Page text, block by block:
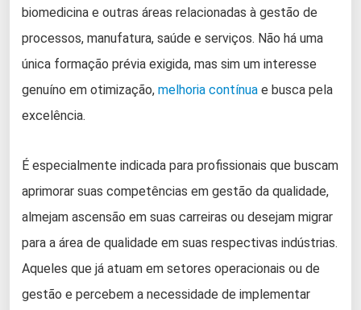
biomedicina e outras áreas relacionadas à gestão de
processos, manufatura, saúde e serviços. Não há uma
única formação prévia exigida, mas sim um interesse
genuíno em otimização, melhoria contínua e busca pela
excelência.
É especialmente indicada para profissionais que buscam
aprimorar suas competências em gestão da qualidade,
almejam ascensão em suas carreiras ou desejam migrar
para a área de qualidade em suas respectivas indústrias.
Aqueles que já atuam em setores operacionais ou de
gestão e percebem a necessidade de implementar